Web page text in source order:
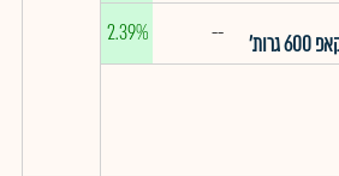
--
2.39%